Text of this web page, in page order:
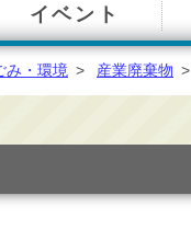
イベント
み・環境 > 産業廃棄物 >